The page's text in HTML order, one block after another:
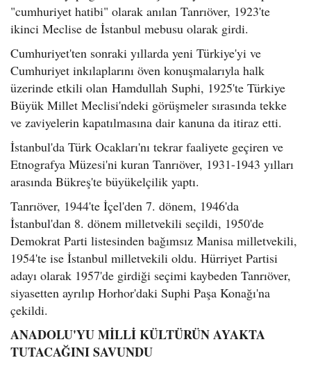
"cumhuriyet hatibi" olarak anılan Tanrıöver, 1923'te
ikinci Meclise de İstanbul mebusu olarak girdi.
Cumhuriyet'ten sonraki yıllarda yeni Türkiye'yi ve
Cumhuriyet inkılaplarını öven konuşmalarıyla halk
üzerinde etkili olan Hamdullah Suphi, 1925'te Türkiye
Büyük Millet Meclisi'ndeki görüşmeler sırasında tekke
ve zaviyelerin kapatılmasına dair kanuna da itiraz etti.
İstanbul'da Türk Ocakları'nı tekrar faaliyete geçiren ve
Etnografya Müzesi'ni kuran Tanrıöver, 1931-1943 yılları
arasında Bükreş'te büyükelçilik yaptı.
Tanrıöver, 1944'te İçel'den 7. dönem, 1946'da
İstanbul'dan 8. dönem milletvekili seçildi, 1950'de
Demokrat Parti listesinden bağımsız Manisa milletvekili,
1954'te ise İstanbul milletvekili oldu. Hürriyet Partisi
adayı olarak 1957'de girdiği seçimi kaybeden Tanrıöver,
siyasetten ayrılıp Horhor'daki Suphi Paşa Konağı'na
çekildi.
ANADOLU'YU MİLLİ KÜLTÜRÜN AYAKTA
TUTACAĞINI SAVUNDU